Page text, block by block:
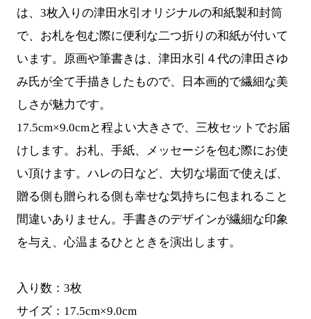
は、3枚入りの津田水引オリジナルの和紙製和封筒
で、お札を包む際に便利な二つ折りの和紙が付いて
います。原画や筆書きは、津田水引４代の津田さゆ
み氏が全て手描きしたもので、日本画的で繊細な美
しさが魅力です。
17.5cm×9.0cmと程よい大きさで、三枚セットでお届
けします。お札、手紙、メッセージを包む際にお使
い頂けます。ハレの日など、大切な場面で使えば、
贈る側も贈られる側も幸せな気持ちに包まれること
間違いありません。手書きのデザインが繊細な印象
を与え、心温まるひとときを演出します。
入り数：3枚
サイズ：17.5cm×9.0cm